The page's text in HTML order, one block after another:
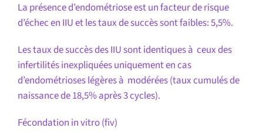
La présence d’endométriose est un facteur de risque
d’échec en IIU et les taux de succès sont faibles: 5,5%.
Les taux de succès des IIU sont identiques à ceux des
infertilités inexpliquées uniquement en cas
d’endométrioses légères à modérées (taux cumulés de
naissance de 18,5% après 3 cycles).
Fécondation in vitro (fiv)